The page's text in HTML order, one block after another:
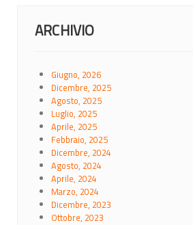
ARCHIVIO
Giugno, 2026
Dicembre, 2025
Agosto, 2025
Luglio, 2025
Aprile, 2025
Febbraio, 2025
Dicembre, 2024
Agosto, 2024
Aprile, 2024
Marzo, 2024
Dicembre, 2023
Ottobre, 2023